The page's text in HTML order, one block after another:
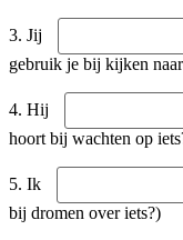
3. Jij
gebruik je bij kijken
4. Hij
hoort bij wachten op
5. Ik
bij dromen over iets?)